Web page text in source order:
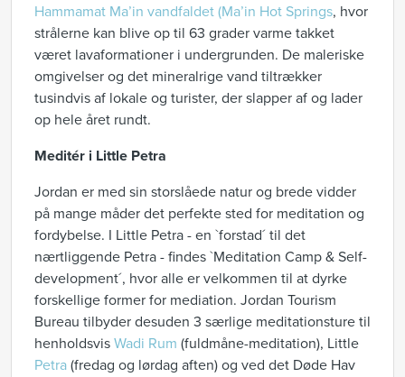
Hammamat Ma’in vandfaldet (Ma’in Hot Springs, hvor
strålerne kan blive op til 63 grader varme takket
været lavaformationer i undergrunden. De maleriske
omgivelser og det mineralrige vand tiltrækker
tusindvis af lokale og turister, der slapper af og lader
op hele året rundt.
Meditér i Little Petra
Jordan er med sin storslåede natur og brede vidder
på mange måder det perfekte sted for meditation og
fordybelse. I Little Petra - en `forstad´ til det
nærtliggende Petra - findes `Meditation Camp & Self-
development´, hvor alle er velkommen til at dyrke
forskellige former for mediation. Jordan Tourism
Bureau tilbyder desuden 3 særlige meditationsture til
henholdsvis Wadi Rum (fuldmåne-meditation), Little
Petra (fredag og lørdag aften) og ved det Døde Hav